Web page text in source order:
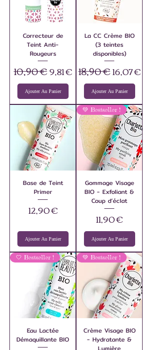
Correcteur de
Teint Anti-
Rougeurs
Prix original
10,90 €Prix promotionnel
9,81 €
Ajouter Au Panier
La CC Crème BIO
(3 teintes
disponibles)
Prix original
18,90 €Prix
16,07 €
Ajouter Au Panier
Base de Teint
Primer
Prix
12,90 €
Ajouter Au Panier
💚 Bestseller !
Gommage Visage
BIO - Exfoliant &
Coup d’éclat
Prix
11,90 €
Ajouter Au Panier
🤍 Bestseller !
Eau Lactée
Démaquillante BIO
💚 Bestseller !
Crème Visage BIO
- Hydratante &